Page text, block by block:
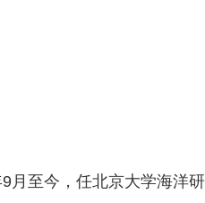
至今，任北京大学海洋研